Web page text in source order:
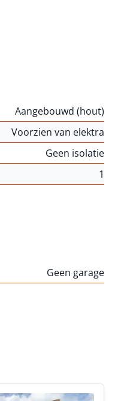
Aangebouwd (hout)
Voorzien van elektra
Geen isolatie
1
Geen garage